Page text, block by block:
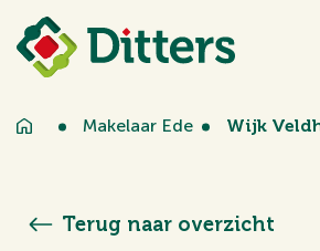
Makelaar Ede Wijk
Terug naar overzicht